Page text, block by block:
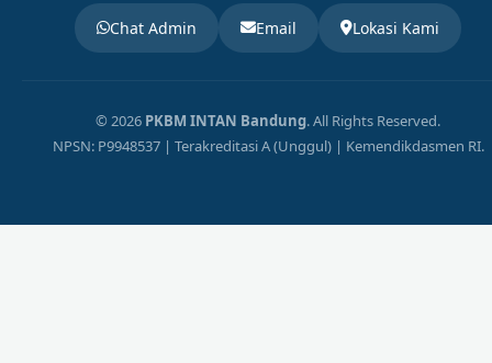
Chat Admin Email Lokasi Kami
© 2026 PKBM INTAN Bandung. All Rights Reserved.
NPSN: P9948537 | Terakreditasi A (Unggul) | Kemendikdasmen RI.